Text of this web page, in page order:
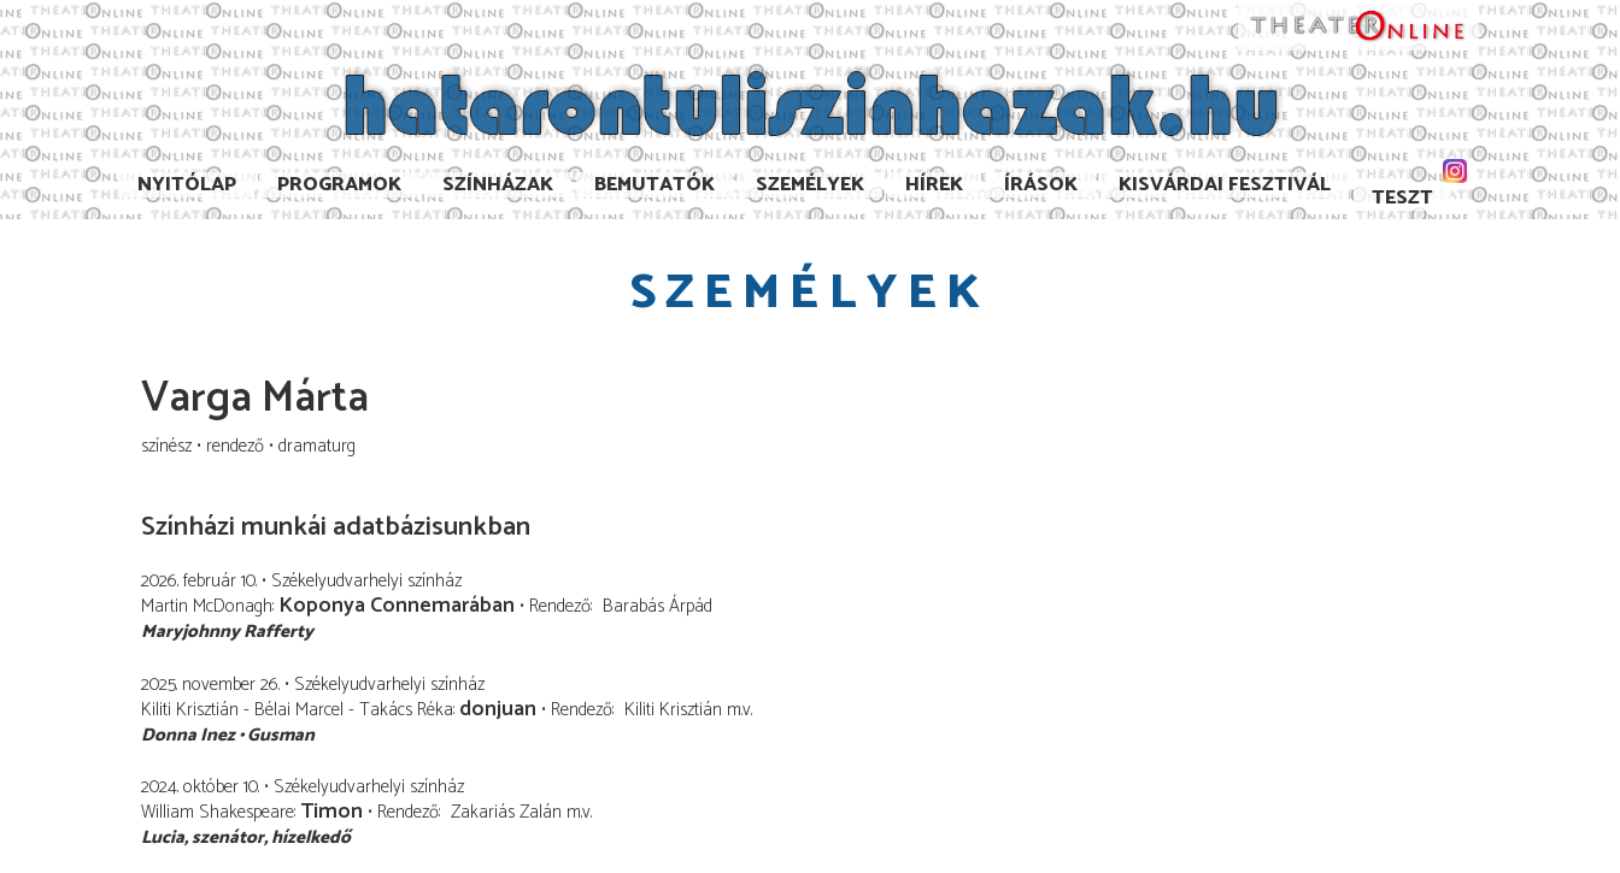
NYITÓLAP PROGRAMOK SZÍNHÁZAK BEMUTATÓK SZEMÉLYEK HÍREK ÍRÁSOK KISVÁRDAI FESZTIVÁL TESZT
SZEMÉLYEK
Varga Márta
színész rendező dramaturg
Színházi munkái adatbázisunkban
2026. február 10. Székelyudvarhelyi színház
Martin McDonagh Koponya Connemarában Rendező Barabás Árpád
Maryjohnny Rafferty
2025. november 26. Székelyudvarhelyi színház
Kiliti Krisztián - Bélai Marcel - Takács Réka donjuan Rendező Kiliti Krisztián m.v.
Donna Inez Gusman
2024. október 10. Székelyudvarhelyi színház
William Shakespeare Timon Rendező Zakariás Zalán m.v.
Lucia, szenátor hízelkedő